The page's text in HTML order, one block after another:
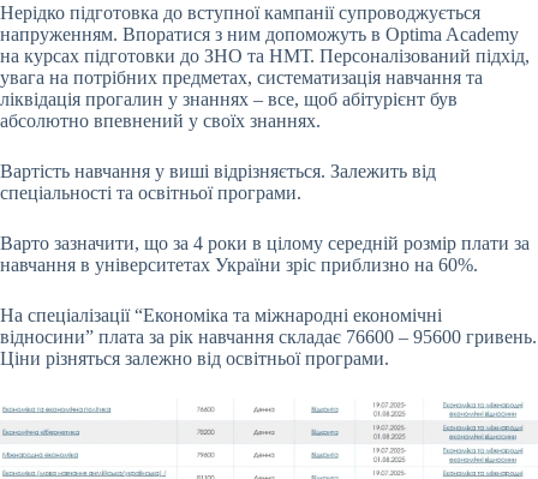
Нерідко підготовка до вступної кампанії супроводжується
напруженням. Впоратися з ним допоможуть в Optima Academy
на курсах підготовки до ЗНО та НМТ. Персоналізований підхід,
увага на потрібних предметах, систематизація навчання та
ліквідація прогалин у знаннях – все, щоб абітурієнт був
абсолютно впевнений у своїх знаннях.
Вартість навчання у виші відрізняється. Залежить від
спеціальності та освітньої програми.
Варто зазначити, що за 4 роки в цілому середній розмір плати за
навчання в університетах України зріс приблизно на 60%.
На спеціалізації “Економіка та міжнародні економічні
відносини” плата за рік навчання складає 76600 – 95600 гривень.
Ціни різняться залежно від освітньої програми.